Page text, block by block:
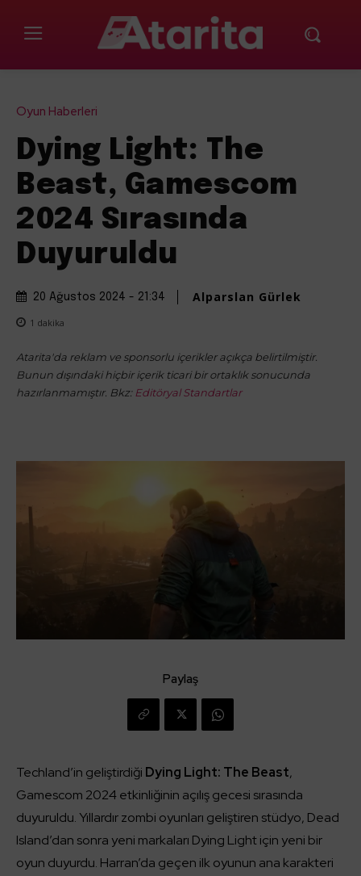
Oyun Haberleri
Dying Light: The
Beast, Gamescom
2024 Sırasında
Duyuruldu
20 Ağustos 2024 - 21:34 Alparslan Gürlek
1 dakika
Atarita'da reklam ve sponsorlu içerikler açıkça belirtilmiştir.
Bunun dışındaki hiçbir içerik ticari bir ortaklık sonucunda
hazırlanmamıştır. Bkz: Editöryal Standartlar
Paylaş
Techland’in geliştirdiği Dying Light: The Beast,
Gamescom 2024 etkinliğinin açılış gecesi sırasında
duyuruldu. Yıllardır zombi oyunları geliştiren stüdyo, Dead
Island’dan sonra yeni markaları Dying Light için yeni bir
oyun duyurdu. Harran’da geçen ilk oyunun ana karakteri